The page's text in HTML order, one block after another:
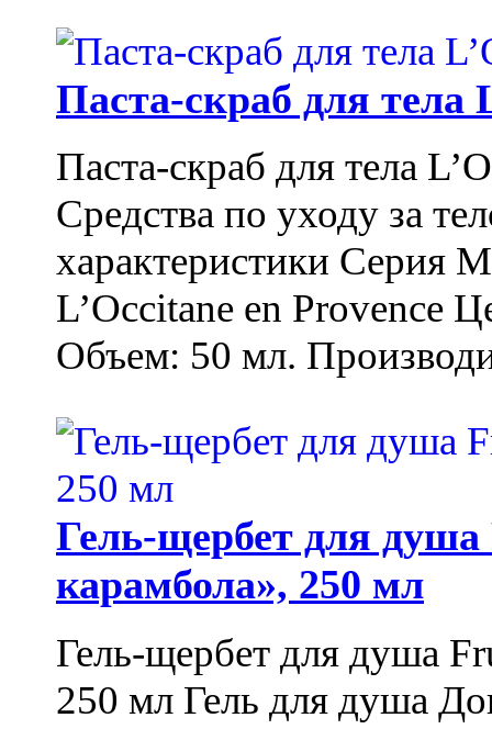
Паста-скраб для
Паста-скраб для тела
Средства по уходу за
характеристики Серия
L’Occitane en Provence
Объем: 50 мл.
Гель-щербет для
карамбола», 250 мл
Гель-щербет для душа
250 мл Гель для душа